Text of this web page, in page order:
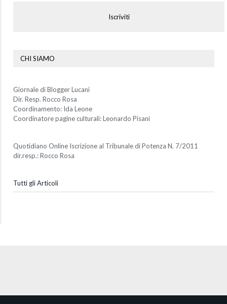
Iscriviti
CHI SIAMO
Giornale di Blogger Lucani
Dir. Resp. Rocco Rosa
Coordinamento: Ida Leone
Coordinatore pagine culturali: Leonardo Pisani
Quotidiano Online Iscrizione al Tribunale di Potenza N. 7/2011
dir.resp.: Rocco Rosa
Tutti gli Articoli